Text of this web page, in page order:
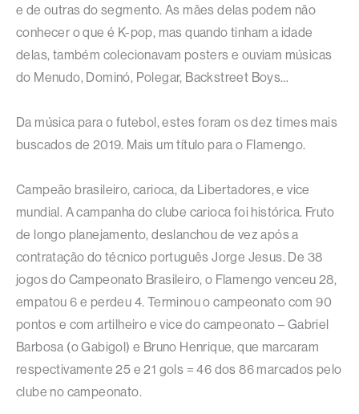
e de outras do segmento. As mães delas podem não
conhecer o que é K-pop, mas quando tinham a idade
delas, também colecionavam posters e ouviam músicas
do Menudo, Dominó, Polegar, Backstreet Boys…
Da música para o futebol, estes foram os dez times mais
buscados de 2019. Mais um título para o Flamengo.
Campeão brasileiro, carioca, da Libertadores, e vice
mundial. A campanha do clube carioca foi histórica. Fruto
de longo planejamento, deslanchou de vez após a
contratação do técnico português Jorge Jesus. De 38
jogos do Campeonato Brasileiro, o Flamengo venceu 28,
empatou 6 e perdeu 4. Terminou o campeonato com 90
pontos e com artilheiro e vice do campeonato – Gabriel
Barbosa (o Gabigol) e Bruno Henrique, que marcaram
respectivamente 25 e 21 gols = 46 dos 86 marcados pelo
clube no campeonato.